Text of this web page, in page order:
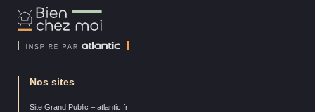
Bien
Chez
Nos sites
Site Grand Public – atlantic.fr